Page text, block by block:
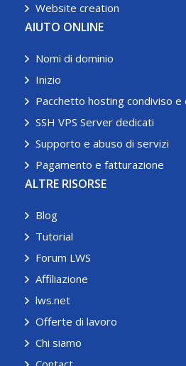
Website creation
AIUTO ONLINE
Nomi di dominio
Inizio
Pacchetto hosting condiviso e
SSH VPS Server dedicati
Supporto e abuso di servizi
Pagamento e fatturazione
ALTRE RISORSE
Blog
Tutorial
Forum LWS
Affiliazione
lws.net
Offerte di lavoro
Chi siamo